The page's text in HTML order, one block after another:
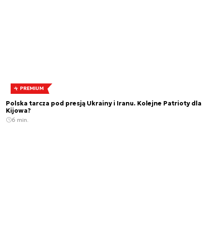
PREMIUM
Polska tarcza pod presją Ukrainy i Iranu. Kolejne Patrioty dla
Kijowa?
6 min.